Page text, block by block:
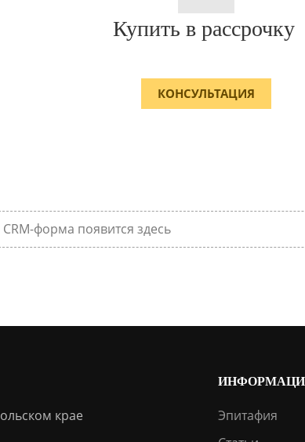
Купить в рассрочку
КОНСУЛЬТАЦИЯ
CRM-форма появится здесь
крае
Эпитафия